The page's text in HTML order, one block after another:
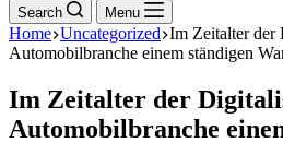
Search Menu
Home Uncategorized Im Zeitalter der
Automobilbranche einem ständigen
Im Zeitalter der
Automobilbranche